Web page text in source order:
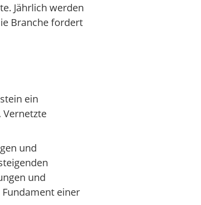
Jährlich werden
Branche fordert
ein
und
und
einer